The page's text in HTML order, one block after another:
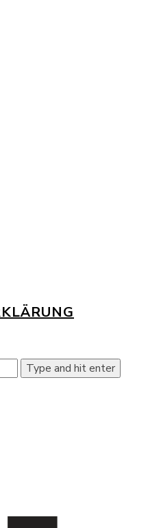
Type and hit enter